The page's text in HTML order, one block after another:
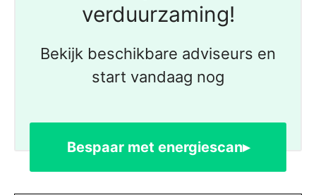
verduurzaming!
Bekijk beschikbare adviseurs en
start vandaag nog
Bespaar met energiescan▸